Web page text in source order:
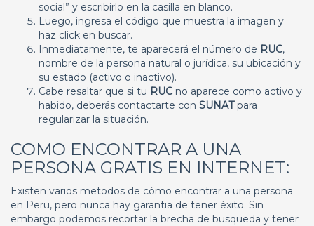
social” y escribirlo en la casilla en blanco.
Luego, ingresa el código que muestra la imagen y
haz click en buscar.
Inmediatamente, te aparecerá el número de RUC,
nombre de la persona natural o jurídica, su ubicación y
su estado (activo o inactivo).
Cabe resaltar que si tu RUC no aparece como activo y
habido, deberás contactarte con SUNATpara
regularizar la situación.
COMO ENCONTRAR A UNA
PERSONA GRATIS EN INTERNET:
Existen varios metodos de cómo encontrar a una persona
en Peru, pero nunca hay garantia de tener éxito. Sin
embargo podemos recortar la brecha de busqueda y tener